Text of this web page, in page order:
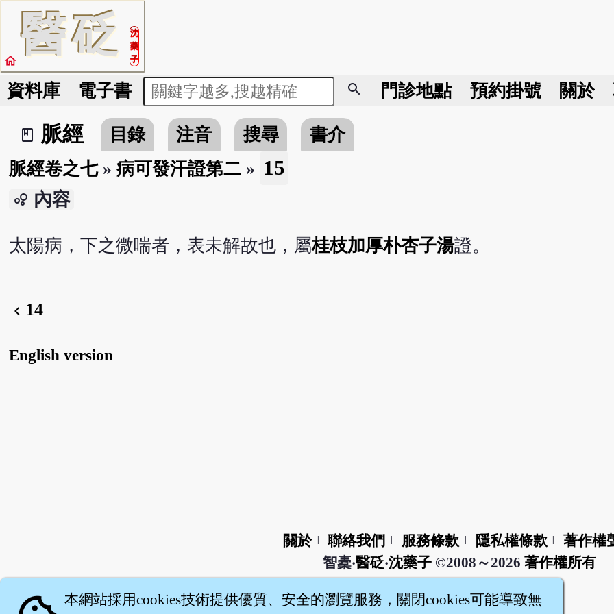
醫砭
沈
藥
子
home
資料庫 電子書 search 門診地點 預約掛號 關於
book_2
脈經 目錄 注音 搜尋
書介
脈經卷之七» 病可發汗證第二» 15
bubble_chart 內容
太陽病，下之微喘者，表未解故也，屬桂枝加厚朴杏子湯證。
chevron_left 14
English version
關於 聯絡我們 服務條款 隱私權條款
著作權
智橐‧醫砭‧沈藥子©2008～2026 著作權所有
本網站採用cookies技術提供優質、安全的瀏覽服務，關閉cookies可能導致無